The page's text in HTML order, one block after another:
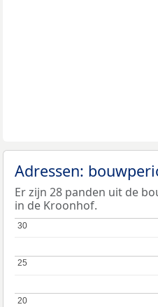
Adressen:
Er zijn 28 panden uit de
in de Kroonhof.
20
20
25
25
30
30